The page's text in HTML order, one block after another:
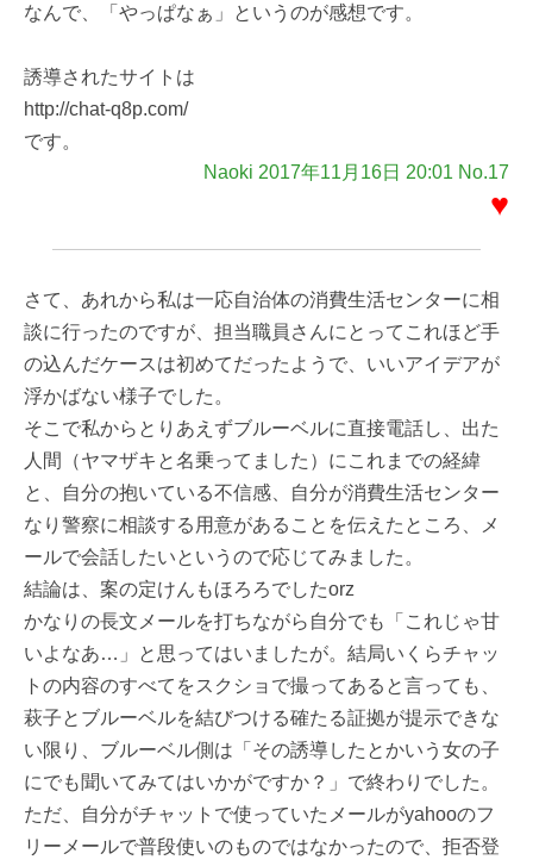
なんで、「やっぱなぁ」というのが感想です。
誘導されたサイトは
http://chat-q8p.com/
です。
Naoki 2017年11月16日 20:01 No.17
♥
さて、あれから私は一応自治体の消費生活センターに相
談に行ったのですが、担当職員さんにとってこれほど手
の込んだケースは初めてだったようで、いいアイデアが
浮かばない様子でした。
そこで私からとりあえずブルーベルに直接電話し、出た
人間（ヤマザキと名乗ってました）にこれまでの経緯
と、自分の抱いている不信感、自分が消費生活センター
なり警察に相談する用意があることを伝えたところ、メ
ールで会話したいというので応じてみました。
結論は、案の定けんもほろろでしたorz
かなりの長文メールを打ちながら自分でも「これじゃ甘
いよなあ…」と思ってはいましたが。結局いくらチャッ
トの内容のすべてをスクショで撮ってあると言っても、
萩子とブルーベルを結びつける確たる証拠が提示できな
い限り、ブルーベル側は「その誘導したとかいう女の子
にでも聞いてみてはいかがですか？」で終わりでした。
ただ、自分がチャットで使っていたメールがyahooのフ
リーメールで普段使いのものではなかったので、拒否登